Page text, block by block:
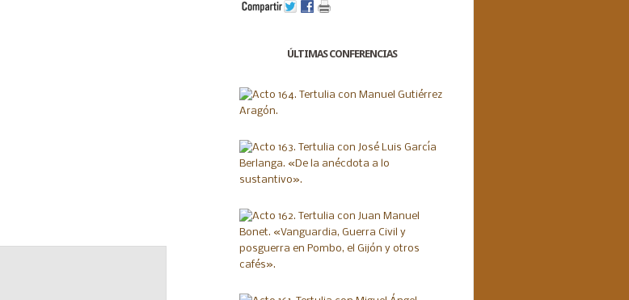
ÚLTIMAS CONFERENCIAS